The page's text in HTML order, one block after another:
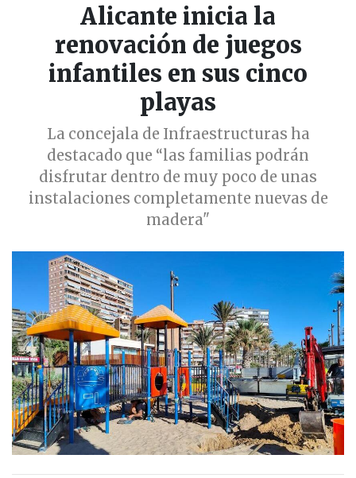
Alicante inicia la
renovación de juegos
infantiles en sus cinco
playas
La concejala de Infraestructuras ha
destacado que “las familias podrán
disfrutar dentro de muy poco de unas
instalaciones completamente nuevas de
madera"